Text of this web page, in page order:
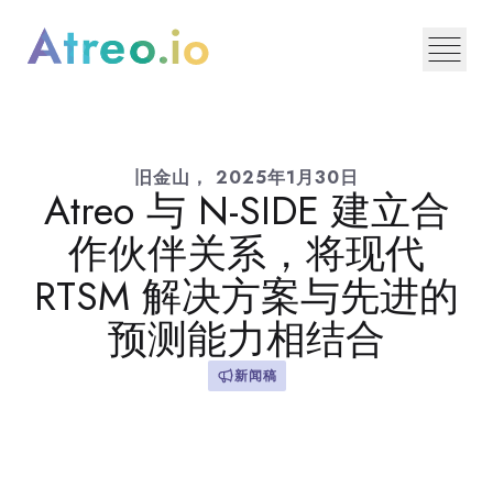
旧金山， 2025年1月30日
Atreo 与 N-SIDE 建立合
作伙伴关系，将现代
RTSM 解决方案与先进的
预测能力相结合
新闻稿